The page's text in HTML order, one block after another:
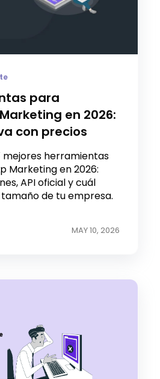
para
en 2026:
con precios
mejores herramientas
Marketing en 2026:
API oficial y cuál
de tu empresa.
MAY 10, 2026